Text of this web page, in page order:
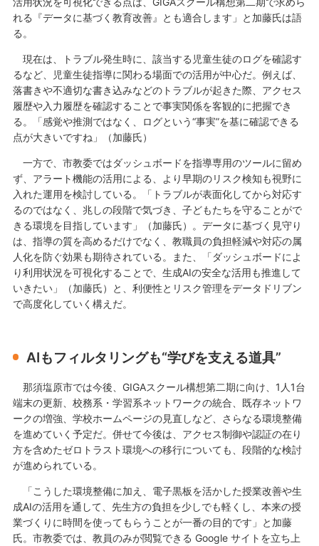
れる『データに基づく教育改善』とも適合します」と加藤氏は語
る。
現在は、トラブル発生時に、該当する児童生徒のログを確認す
るなど、児童生徒指導に関わる場面での活用が中心だ。例えば、
落書きや不適切な書き込みなどのトラブルが起きた際、アクセス
履歴や入力履歴を確認することで事実関係を客観的に把握でき
る。「感覚や推測ではなく、ログという“事実”を基に確認できる
点が大きいですね」（加藤氏）
一方で、市教委ではダッシュボードを指導専用のツールに留め
ず、アラート機能の活用による、より早期のリスク検知も視野に
入れた運用を検討している。「トラブルが表面化してから対応す
るのではなく、兆しの段階で気づき、子どもたちを守ることがで
きる環境を目指しています」（加藤氏）。データに基づく見守り
は、指導の質を高めるだけでなく、教職員の負担軽減や対応の属
人化を防ぐ効果も期待されている。また、「ダッシュボードによ
り利用状況を可視化することで、生成AIの安全な活用も推進して
いきたい」（加藤氏）と、利便性とリスク管理をデータドリブン
で高度化していく構えだ。
AIもフィルタリングも“学びを支える道具”
那須塩原市では今後、GIGAスクール構想第二期に向け、1人1台
端末の更新、校務系・学習系ネットワークの統合、既存ネットワ
ークの増強、学校ホームページの見直しなど、さらなる環境整備
を進めていく予定だ。併せて今後は、アクセス制御や認証の在り
方を含めたゼロトラスト環境への移行についても、段階的な検討
が進められている。
「こうした環境整備に加え、電子黒板を活かした授業改善や生
成AIの活用を通して、先生方の負担を少しでも軽くし、本来の授
業づくりに時間を使ってもらうことが一番の目的です」と加藤
氏。市教委では、教員のみが閲覧できる Google サイトを立ち上